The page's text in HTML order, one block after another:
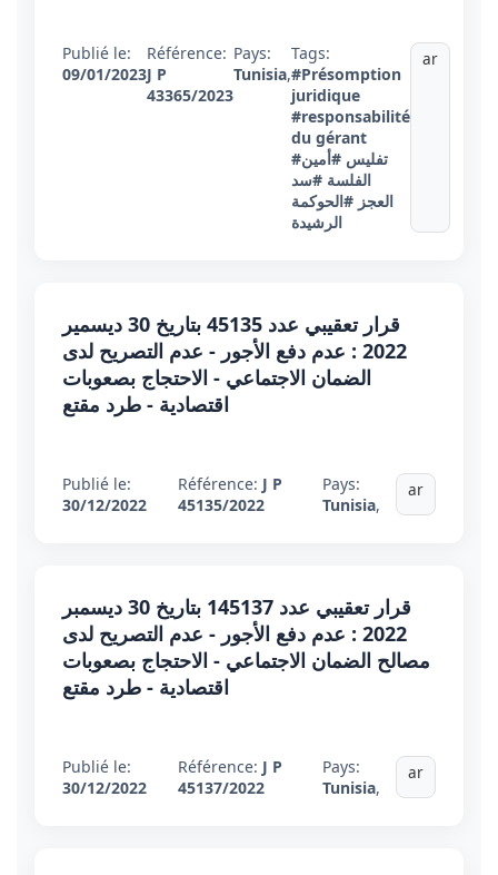
Publié le:
09/01/2023
Référence:
J P
43365/2023
Pays:
Tunisia,
Tags:
#Présomption
juridique
#responsabilité
du gérant
#تفليس #أمين
الفلسة #سد
العجز #الحوكمة
الرشيدة
ar
قرار تعقيبي عدد 45135 بتاريخ 30 ديسمير
2022 : عدم دفع الأجور - عدم التصريح لدى
الضمان الاجتماعي - الاحتجاج بصعوبات
اقتصادية - طرد مقتع
Publié le:
30/12/2022
Référence: J P
45135/2022
Pays:
Tunisia,
ar
قرار تعقيبي عدد 145137 بتاريخ 30 ديسمبر
2022 : عدم دفع الأجور - عدم التصريح لدى
مصالح الضمان الاجتماعي - الاحتجاج بصعوبات
اقتصادية - طرد مقتع
Publié le:
30/12/2022
Référence: J P
45137/2022
Pays:
Tunisia,
ar